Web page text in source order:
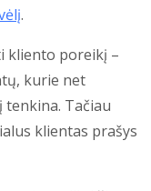
.
kliento poreikį –
kurie net
tenkina. Tačiau
klientas prašys